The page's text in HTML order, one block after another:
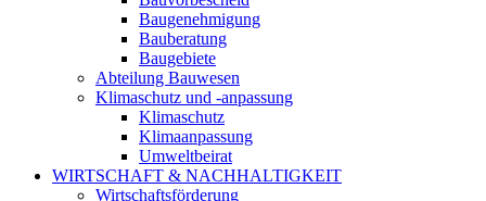
Baugenehmigung
Bauberatung
Baugebiete
Abteilung Bauwesen
Klimaschutz und -anpassung
Klimaschutz
Klimaanpassung
Umweltbeirat
WIRTSCHAFT & NACHHALTIGKEIT
Wirtschaftsförderung